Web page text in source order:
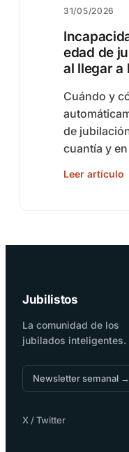
31/05/2026
edad de
al llegar a
Cuándo y
de
cuantía y
Leer artículo
Jubilistos
La comunidad de los
jubilados inteligentes.
Newsletter semanal →
X / Twitter